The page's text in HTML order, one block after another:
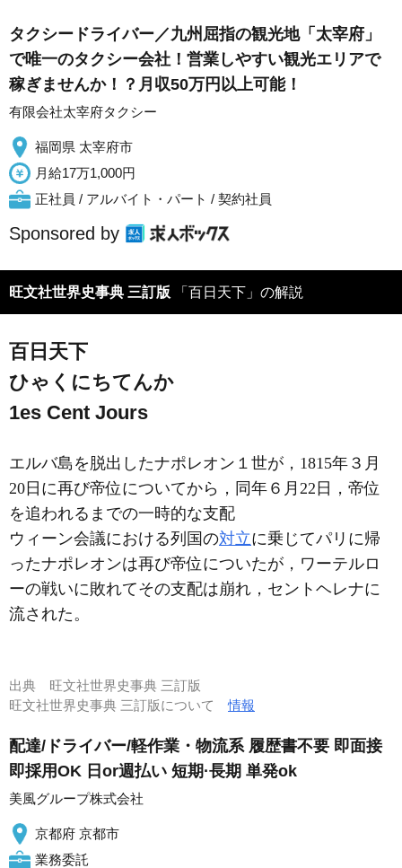
タクシードライバー／九州屈指の観光地「太宰府」
で唯一のタクシー会社！営業しやすい観光エリアで
稼ぎませんか！？月収50万円以上可能！
有限会社太宰府タクシー
福岡県 太宰府市
月給17万1,000円
正社員 / アルバイト・パート / 契約社員
Sponsored by
旺文社世界史事典 三訂版 「百日天下」の解説
百日天下
ひゃくにちてんか
1es Cent Jours
エルバ島を脱出したナポレオン１世が，1815年３月
20日に再び帝位についてから，同年６月22日，帝位
を追われるまでの一時的な支配
ウィーン会議における列国の対立に乗じてパリに帰
ったナポレオンは再び帝位についたが，ワーテルロ
ーの戦いに敗れてその支配は崩れ，セントヘレナに
流された。
出典 旺文社世界史事典 三訂版
旺文社世界史事典 三訂版について情報
配達/ドライバー/軽作業・物流系 履歴書不要 即面接
即採用OK 日or週払い 短期·長期 単発ok
美風グループ株式会社
京都府 京都市
業務委託